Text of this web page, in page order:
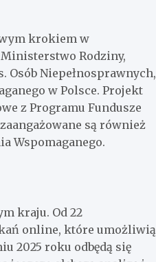
krokiem w
Rodziny,
Osób Niepełnosprawnych,
w Polsce. Projekt
z Programu Fundusze
są również
Wspomaganego.
kraju. Od 22
online, które umożliwią
2025 roku odbędą się